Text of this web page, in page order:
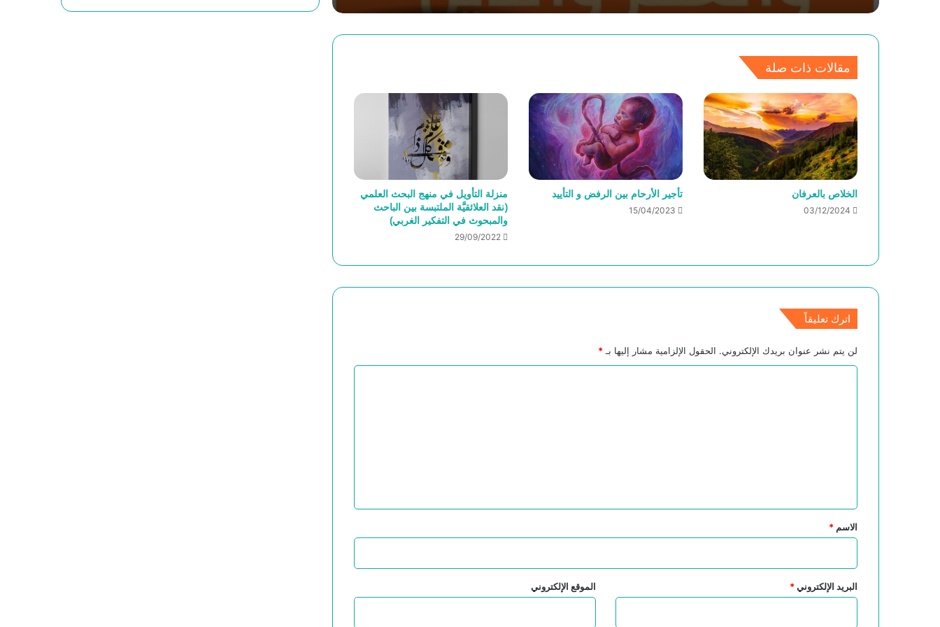
الفارغ من الكون: في حضرة العارف محمد
بن عبد الجبّار النفّري
محمود حيدر وإعادة صياغة مصطلحات
الفلسفة الإسلاميَّة
مفهوم المستقبل من أجل فلسفة للمستقبل
أدلة إثبات النبوة عند المتكلمين في ميزان
مقالات ذات صلة
الخلاص بالعرفان
03/12/2024
تأجير الأرحام بين الرفض و التأييد
15/04/2023
منزلة التأويل في منهج البحث العلمي
(نقد العلائقيَّة الملتبسة بين الباحث
والمبحوث في التفكير الغربي)
29/09/2022
اترك تعليقاً
لن يتم نشر عنوان بريدك الإلكتروني. الحقول الإلزامية مشار إليها بـ *
*
الاسم *
البريد الإلكتروني* الموقع الإلكتروني